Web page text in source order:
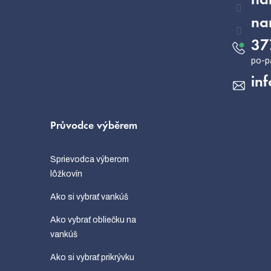
Průvodce výběrem
Sprievodca výberom
lôžkovín
Ako si vybrať vankúš
Ako vybrať obliečku na
vankúš
Ako si vybrať prikrývku